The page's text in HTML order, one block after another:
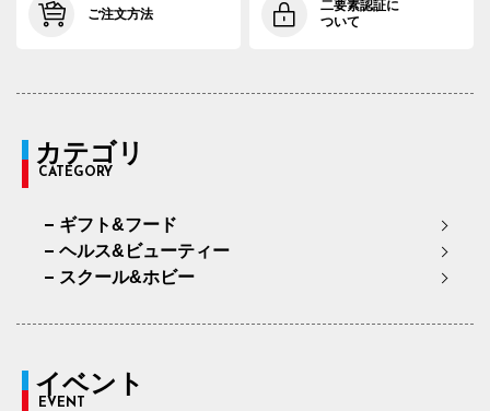
ご注文方法
二要素認証に
ついて
カテゴリ
CATEGORY
ギフト&フード
ヘルス&ビューティー
スクール&ホビー
イベント
EVENT